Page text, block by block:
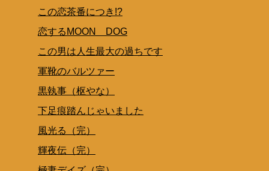
この恋茶番につき!?
恋するMOON DOG
この男は人生最大の過ちです
軍靴のバルツァー
黒執事（枢やな）
下足痕踏んじゃいました
風光る（完）
輝夜伝（完）